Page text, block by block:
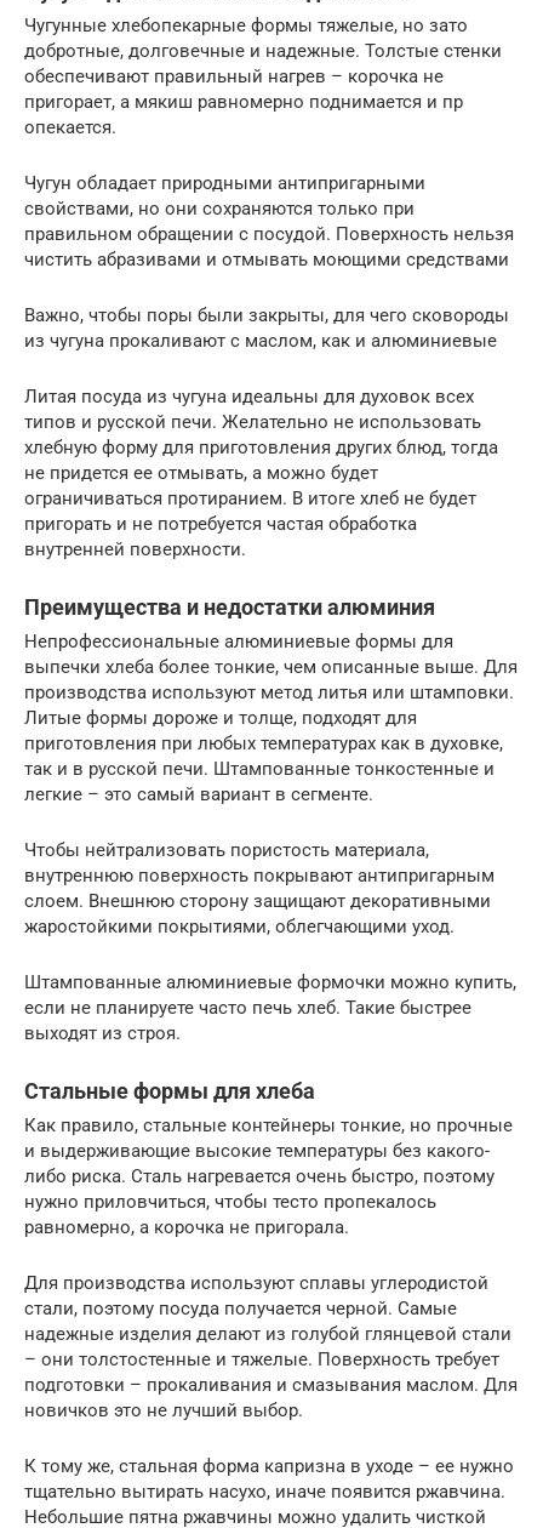
Чугунные хлебопекарные формы тяжелые, но зато
добротные, долговечные и надежные. Толстые стенки
обеспечивают правильный нагрев – корочка не
пригорает, а мякиш равномерно поднимается и пр
опекается.
Чугун обладает природными антипригарными
свойствами, но они сохраняются только при
правильном обращении с посудой. Поверхность нельзя
чистить абразивами и отмывать моющими средствами
Важно, чтобы поры были закрыты, для чего сковороды
из чугуна прокаливают с маслом, как и алюминиевые
Литая посуда из чугуна идеальны для духовок всех
типов и русской печи. Желательно не использовать
хлебную форму для приготовления других блюд, тогда
не придется ее отмывать, а можно будет
ограничиваться протиранием. В итоге хлеб не будет
пригорать и не потребуется частая обработка
внутренней поверхности.
Преимущества и недостатки алюминия
Непрофессиональные алюминиевые формы для
выпечки хлеба более тонкие, чем описанные выше. Для
производства используют метод литья или штамповки.
Литые формы дороже и толще, подходят для
приготовления при любых температурах как в духовке,
так и в русской печи. Штампованные тонкостенные и
легкие – это самый вариант в сегменте.
Чтобы нейтрализовать пористость материала,
внутреннюю поверхность покрывают антипригарным
слоем. Внешнюю сторону защищают декоративными
жаростойкими покрытиями, облегчающими уход.
Штампованные алюминиевые формочки можно купить,
если не планируете часто печь хлеб. Такие быстрее
выходят из строя.
Стальные формы для хлеба
Как правило, стальные контейнеры тонкие, но прочные
и выдерживающие высокие температуры без какого-
либо риска. Сталь нагревается очень быстро, поэтому
нужно приловчиться, чтобы тесто пропекалось
равномерно, а корочка не пригорала.
Для производства используют сплавы углеродистой
стали, поэтому посуда получается черной. Самые
надежные изделия делают из голубой глянцевой стали
– они толстостенные и тяжелые. Поверхность требует
подготовки – прокаливания и смазывания маслом. Для
новичков это не лучший выбор.
К тому же, стальная форма капризна в уходе – ее нужно
тщательно вытирать насухо, иначе появится ржавчина.
Небольшие пятна ржавчины можно удалить чисткой